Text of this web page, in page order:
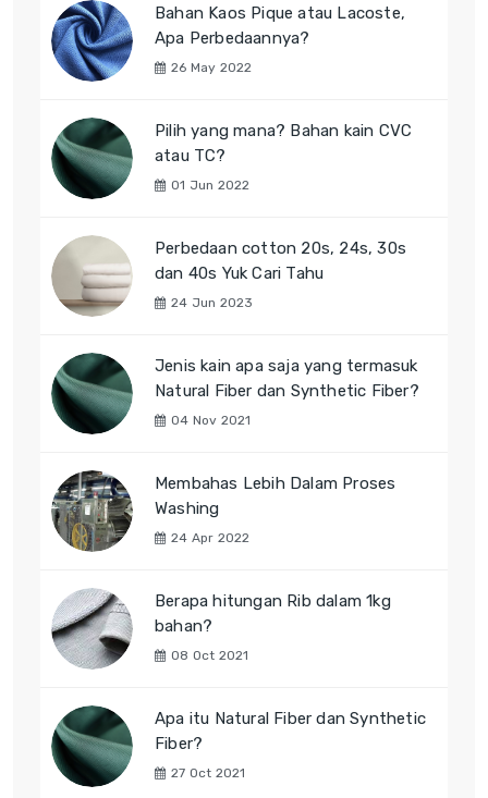
Bahan Kaos Pique atau Lacoste,
Apa Perbedaannya?
26 May 2022
Pilih yang mana? Bahan kain CVC
atau TC?
01 Jun 2022
Perbedaan cotton 20s, 24s, 30s
dan 40s Yuk Cari Tahu
24 Jun 2023
Jenis kain apa saja yang termasuk
Natural Fiber dan Synthetic Fiber?
04 Nov 2021
Membahas Lebih Dalam Proses
Washing
24 Apr 2022
Berapa hitungan Rib dalam 1kg
bahan?
08 Oct 2021
Apa itu Natural Fiber dan Synthetic
Fiber?
27 Oct 2021